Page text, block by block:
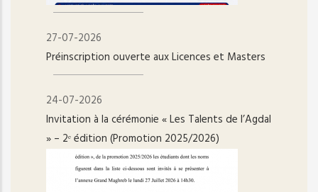
27-07-2026
Préinscription ouverte aux Licences et Masters
24-07-2026
Invitation à la cérémonie « Les Talents de l’Agdal
» – 2ᵉ édition (Promotion 2025/2026)